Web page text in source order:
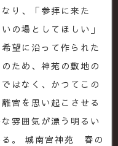
り、「参拝に来た
の場としてほしい」
望に沿って作られた
ため、神苑の敷地の
はなく、かつてこの
宮を思い起こさせる
雰囲気が漂う明るい
る。 城南宮神苑 春の